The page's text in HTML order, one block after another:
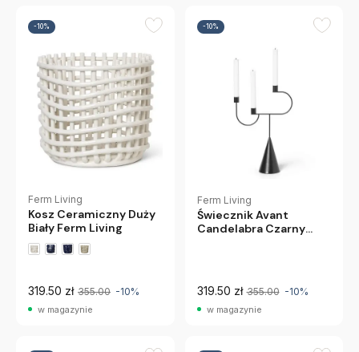
-10%
Ferm Living
Kosz Ceramiczny Duży
Biały Ferm Living
319.50 zł 355.00 -10%
w magazynie
-10%
Ferm Living
Świecznik Avant
Candelabra Czarny
319.50 zł 355.00 -10%
w magazynie